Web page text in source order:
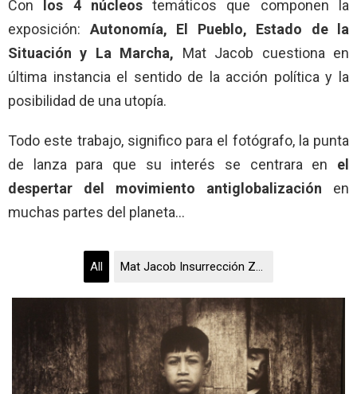
Con los 4 núcleostemáticos que componen la
exposición: Autonomía, El Pueblo, Estado de la
Situación y La Marcha, Mat Jacob cuestiona en
última instancia el sentido de la acción política y la
posibilidad de una utopía.
Todo este trabajo, significo para el fotógrafo, la punta
de lanza para que su interés se centrara en el
despertar del movimiento antiglobalización en
muchas partes del planeta…
All Mat Jacob Insurrección Zapatista